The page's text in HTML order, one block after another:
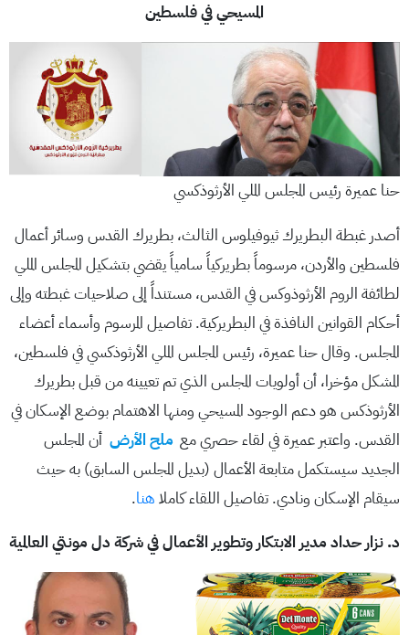
المسيحي في فلسطين
حنا عميرة رئيس المجلس الملي الأرثوذكسي
أصدر غبطة البطريرك ثيوفيلوس الثالث، بطريرك القدس وسائر أعمال
فلسطين والأردن، مرسوماً بطريركياً سامياً يقضي بتشكيل المجلس الملي
لطائفة الروم الأرثوذوكس في القدس، مستنداً إلى صلاحيات غبطته وإلى
أحكام القوانين النافذة في البطريركية. تفاصيل المرسوم وأسماء أعضاء
المجلس. وقال حنا عميرة، رئيس المجلس الملي الأرثوذكسي في فلسطين،
المشكل مؤخرا، أن أولويات المجلس الذي تم تعيينه من قبل بطريرك
الأرثوذكس هو دعم الوجود المسيحي ومنها الاهتمام بوضع الإسكان في
القدس. واعتبر عميرة في لقاء حصري مع ملح الأرض أن المجلس
الجديد سيستكمل متابعة الأعمال (بديل المجلس السابق) به حيث
سيقام الإسكان ونادي. تفاصيل اللقاء كاملا هنا.
د. نزار حداد مدير الابتكار وتطوير الأعمال في شركة دل مونتي العالمية